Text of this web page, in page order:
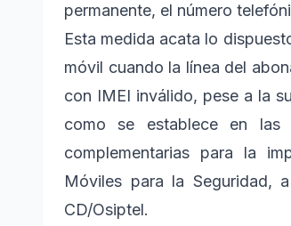
permanente, el número
Esta medida acata lo
móvil cuando la línea del
con IMEI inválido, pese a la
como se establece en las
complementarias para la
Móviles para la Seguridad,
CD/Osiptel.